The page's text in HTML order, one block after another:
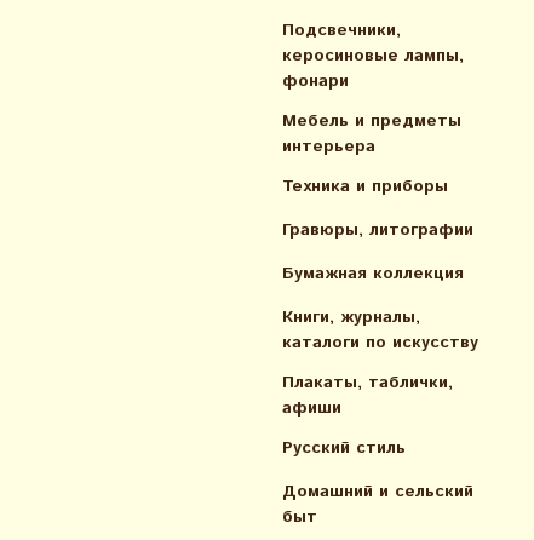
Подсвечники,
керосиновые лампы,
фонари
Мебель и предметы
интерьера
Техника и приборы
Гравюры, литографии
Бумажная коллекция
Книги, журналы,
каталоги по искусcтву
Плакаты, таблички,
афиши
Русский стиль
Домашний и сельский
быт